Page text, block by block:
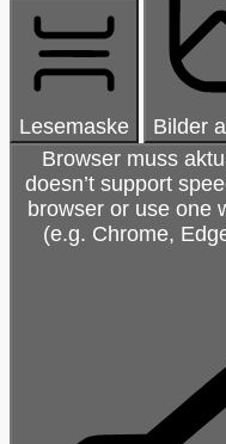
Lesemaske Bilder
Browser muss
doesn’t support
browser or use one
(e.g. Chrome,